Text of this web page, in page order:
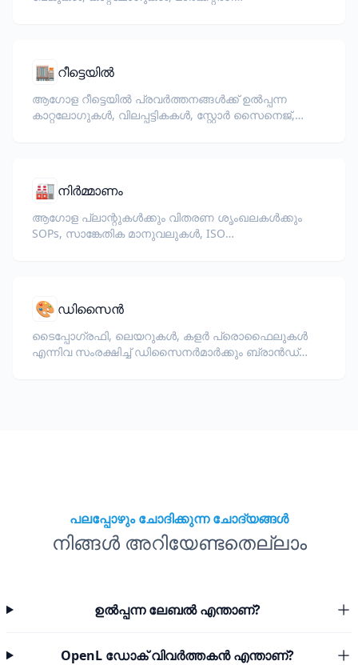
🏬 റീട്ടെയിൽ
ആഗോള റീട്ടെയിൽ പ്രവർത്തനങ്ങൾക്ക് ഉൽപ്പന്ന
കാറ്റലോഗുകൾ, വിലപ്പട്ടികകൾ, സ്റ്റോർ സൈനെജ്,
🏭 നിർമ്മാണം
ആഗോള പ്ലാന്റുകൾക്കും വിതരണ ശൃംഖലകൾക്കും
SOPs, സാങ്കേതിക മാനുവലുകൾ, ISO
🎨 ഡിസൈൻ
ടൈപ്പോഗ്രഫി, ലെയറുകൾ, കളർ പ്രൊഫൈലുകൾ
എന്നിവ സംരക്ഷിച്ച് ഡിസൈനർമാർക്കും ബ്രാൻഡ്
പലപ്പോഴും ചോദിക്കുന്ന ചോദ്യങ്ങൾ
നിങ്ങൾ അറിയേണ്ടതെല്ലാം
ഉൽപ്പന്ന ലേബൽ എന്താണ്?
OpenL ഡോക് വിവർത്തകൻ എന്താണ്?